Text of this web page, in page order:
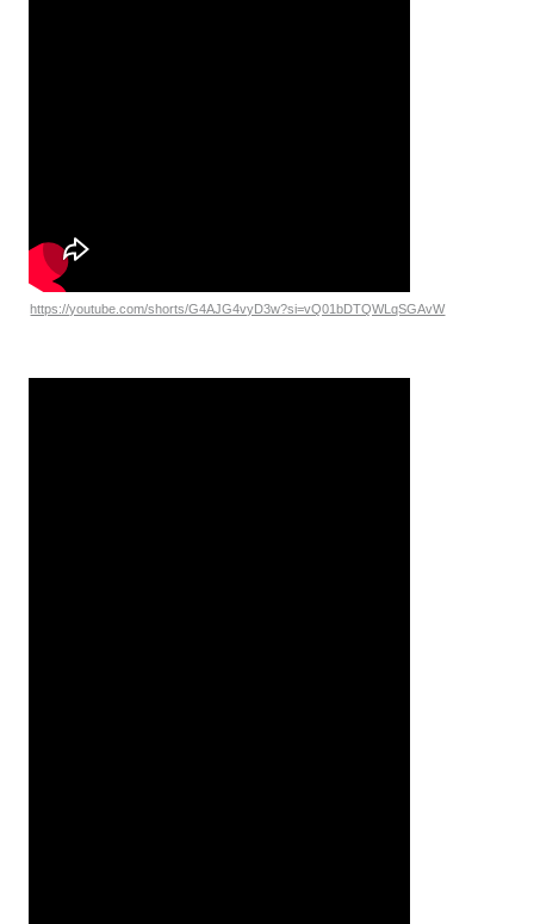
https://youtube.com/shorts/G4AJG4vyD3w?si=vQ01bDTQWLqSGAvW